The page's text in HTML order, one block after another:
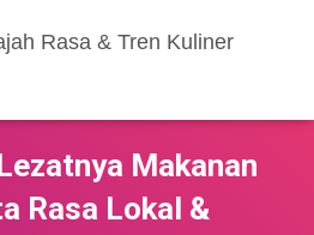
Rasa & Tren Kuliner
Makanan
Rasa Lokal &